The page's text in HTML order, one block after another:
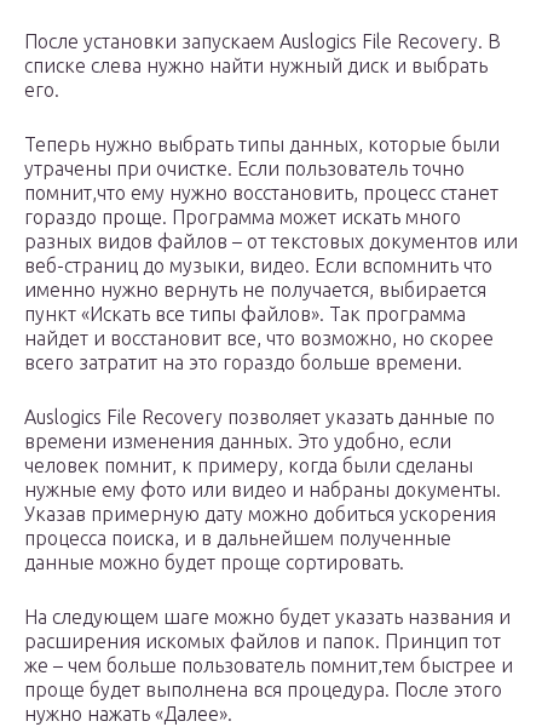
После установки запускаем Auslogics File Recovery. В
списке слева нужно найти нужный диск и выбрать
его.
Теперь нужно выбрать типы данных, которые были
утрачены при очистке. Если пользователь точно
помнит,что ему нужно восстановить, процесс станет
гораздо проще. Программа может искать много
разных видов файлов – от текстовых документов или
веб-страниц до музыки, видео. Если вспомнить что
именно нужно вернуть не получается, выбирается
пункт «Искать все типы файлов». Так программа
найдет и восстановит все, что возможно, но скорее
всего затратит на это гораздо больше времени.
Auslogics File Recovery позволяет указать данные по
времени изменения данных. Это удобно, если
человек помнит, к примеру, когда были сделаны
нужные ему фото или видео и набраны документы.
Указав примерную дату можно добиться ускорения
процесса поиска, и в дальнейшем полученные
данные можно будет проще сортировать.
На следующем шаге можно будет указать названия и
расширения искомых файлов и папок. Принцип тот
же – чем больше пользователь помнит,тем быстрее и
проще будет выполнена вся процедура. После этого
нужно нажать «Далее».